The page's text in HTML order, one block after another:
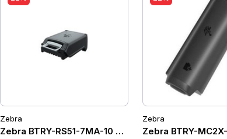
Zebra
Zebra BTRY-RS51-7MA-10 Batteries
Zebra
Zebra BTRY-